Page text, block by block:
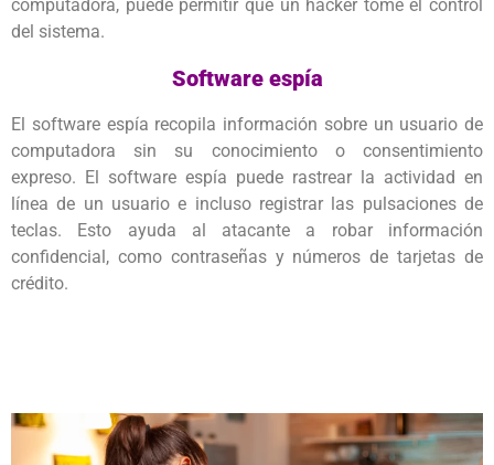
computadora, puede permitir que un hacker tome el control
del sistema.
Software espía
El software espía recopila información sobre un usuario de
computadora sin su conocimiento o consentimiento
expreso. El software espía puede rastrear la actividad en
línea de un usuario e incluso registrar las pulsaciones de
teclas. Esto ayuda al atacante a robar información
confidencial, como contraseñas y números de tarjetas de
crédito.